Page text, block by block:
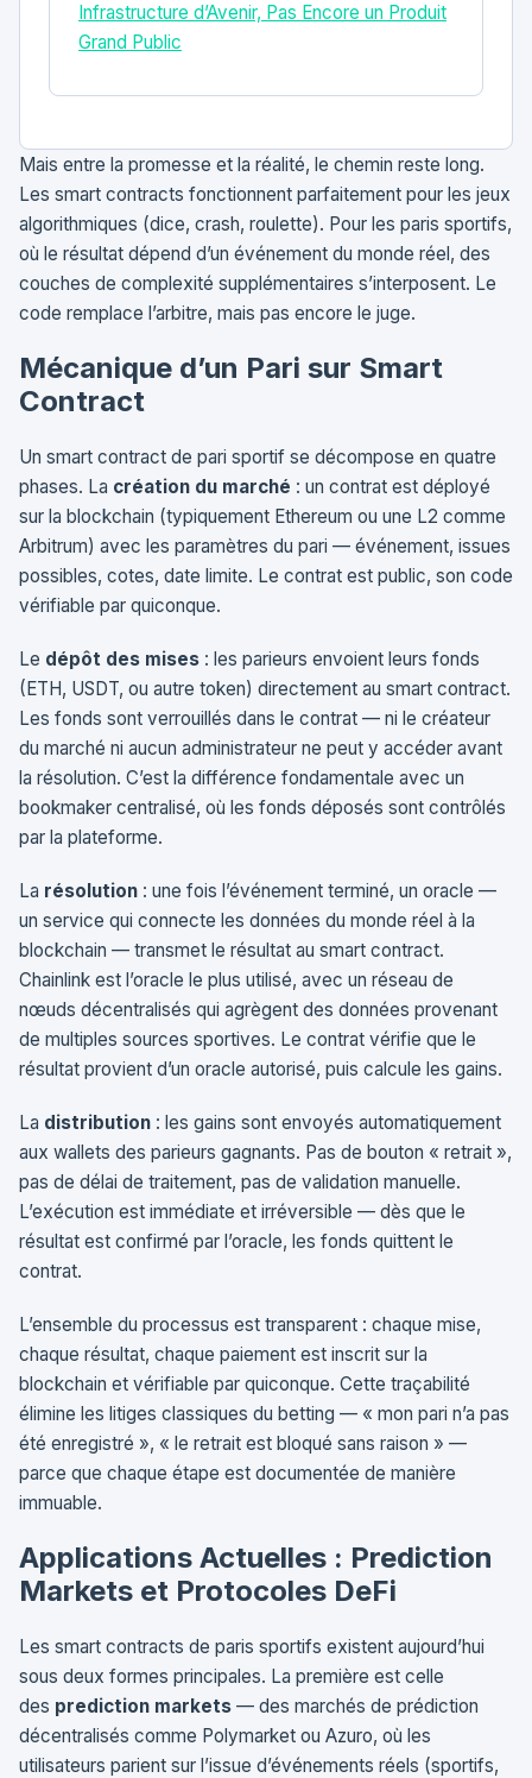
Infrastructure d’Avenir, Pas Encore un Produit
Grand Public
Mais entre la promesse et la réalité, le chemin reste long.
Les smart contracts fonctionnent parfaitement pour les jeux
algorithmiques (dice, crash, roulette). Pour les paris sportifs,
où le résultat dépend d’un événement du monde réel, des
couches de complexité supplémentaires s’interposent. Le
code remplace l’arbitre, mais pas encore le juge.
Mécanique d’un Pari sur Smart
Contract
Un smart contract de pari sportif se décompose en quatre
phases. La création du marché : un contrat est déployé
sur la blockchain (typiquement Ethereum ou une L2 comme
Arbitrum) avec les paramètres du pari — événement, issues
possibles, cotes, date limite. Le contrat est public, son code
vérifiable par quiconque.
Le dépôt des mises : les parieurs envoient leurs fonds
(ETH, USDT, ou autre token) directement au smart contract.
Les fonds sont verrouillés dans le contrat — ni le créateur
du marché ni aucun administrateur ne peut y accéder avant
la résolution. C’est la différence fondamentale avec un
bookmaker centralisé, où les fonds déposés sont contrôlés
par la plateforme.
La résolution : une fois l’événement terminé, un oracle —
un service qui connecte les données du monde réel à la
blockchain — transmet le résultat au smart contract.
Chainlink est l’oracle le plus utilisé, avec un réseau de
nœuds décentralisés qui agrègent des données provenant
de multiples sources sportives. Le contrat vérifie que le
résultat provient d’un oracle autorisé, puis calcule les gains.
La distribution : les gains sont envoyés automatiquement
aux wallets des parieurs gagnants. Pas de bouton « retrait »,
pas de délai de traitement, pas de validation manuelle.
L’exécution est immédiate et irréversible — dès que le
résultat est confirmé par l’oracle, les fonds quittent le
contrat.
L’ensemble du processus est transparent : chaque mise,
chaque résultat, chaque paiement est inscrit sur la
blockchain et vérifiable par quiconque. Cette traçabilité
élimine les litiges classiques du betting — « mon pari n’a pas
été enregistré », « le retrait est bloqué sans raison » —
parce que chaque étape est documentée de manière
immuable.
Applications Actuelles : Prediction
Markets et Protocoles DeFi
Les smart contracts de paris sportifs existent aujourd’hui
sous deux formes principales. La première est celle
des prediction markets — des marchés de prédiction
décentralisés comme Polymarket ou Azuro, où les
utilisateurs parient sur l’issue d’événements réels (sportifs,